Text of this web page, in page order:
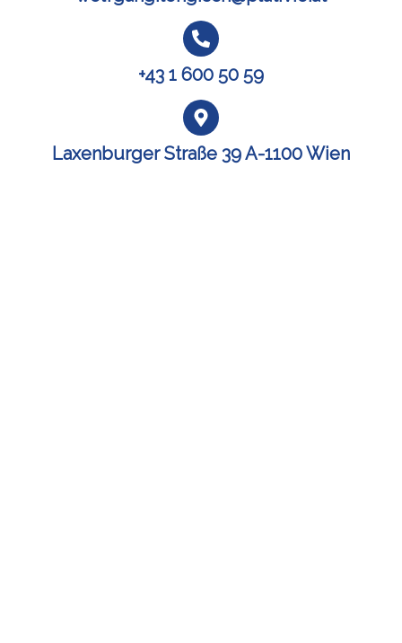
+43 1 600 50 59
Laxenburger Straße 39 A-1100 Wien